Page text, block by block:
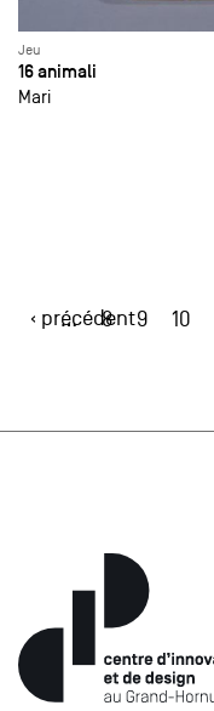
Jeu
16 animali
Mari
‹ précédent
… 8 9 10